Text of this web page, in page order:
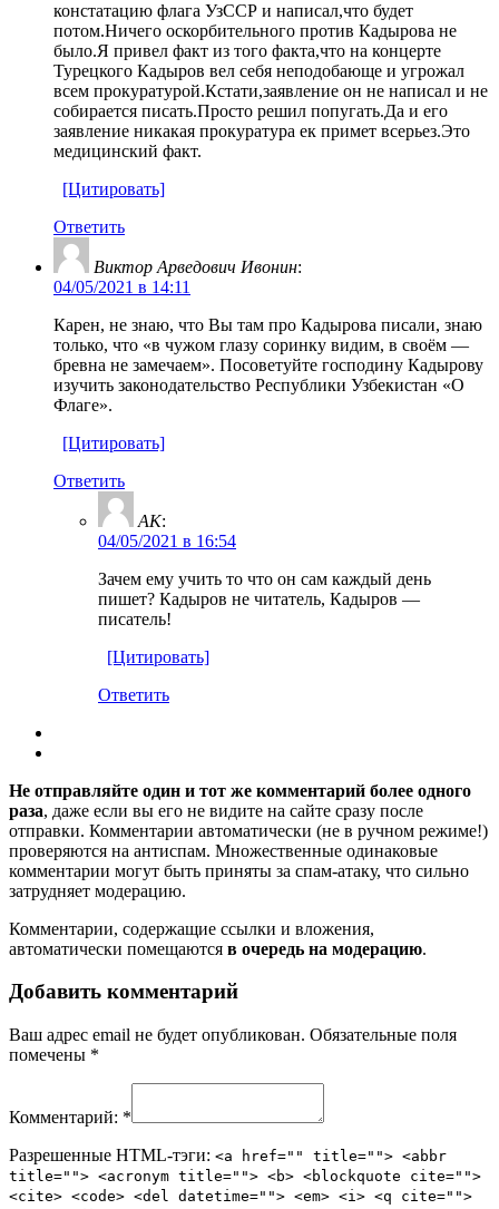
констатацию флага УзССР и написал,что будет
потом.Ничего оскорбительного против Кадырова не
было.Я привел факт из того факта,что на концерте
Турецкого Кадыров вел себя неподобающе и угрожал
всем прокуратурой.Кстати,заявление он не написал и не
собирается писать.Просто решил попугать.Да и его
заявление никакая прокуратура ек примет всерьез.Это
медицинский факт.
[Цитировать]
Ответить
Виктор Арведович Ивонин:
04/05/2021 в 14:11
Карен, не знаю, что Вы там про Кадырова писали, знаю
только, что «в чужом глазу соринку видим, в своём —
бревна не замечаем». Посоветуйте господину Кадырову
изучить законодательство Республики Узбекистан «О
Флаге».
[Цитировать]
Ответить
AK:
04/05/2021 в 16:54
Зачем ему учить то что он сам каждый день
пишет? Кадыров не читатель, Кадыров —
писатель!
[Цитировать]
Ответить
Не отправляйте один и тот же комментарий более одного
раза, даже если вы его не видите на сайте сразу после
отправки. Комментарии автоматически (не в ручном режиме!)
проверяются на антиспам. Множественные одинаковые
комментарии могут быть приняты за спам-атаку, что сильно
затрудняет модерацию.
Комментарии, содержащие ссылки и вложения,
автоматически помещаются в очередь на модерацию.
Добавить комментарий
Ваш адрес email не будет опубликован. Обязательные поля
помечены *
Комментарий: *
Разрешенные HTML-тэги: <a href="" title=""> <abbr
title=""> <acronym title=""> <b> <blockquote cite="">
<cite> <code> <del datetime=""> <em> <i> <q cite="">